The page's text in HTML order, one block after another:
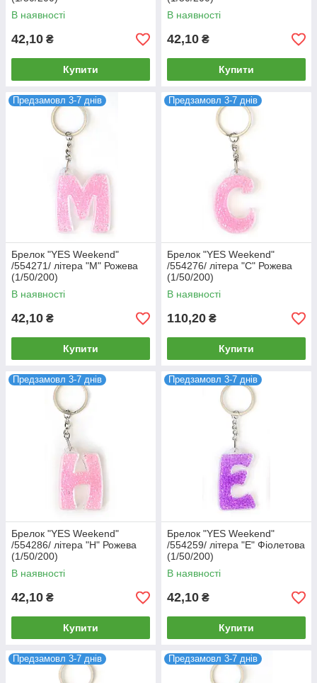
В наявності
42,10 ₴
Купити
В наявності
42,10 ₴
Купити
Предзамовл 3-7 днів
Брелок "YES Weekend"
/554271/ літера "M" Рожева
(1/50/200)
В наявності
42,10 ₴
Купити
Предзамовл 3-7 днів
Брелок "YES Weekend"
/554276/ літера "C" Рожева
(1/50/200)
В наявності
110,20 ₴
Купити
Предзамовл 3-7 днів
Брелок "YES Weekend"
/554286/ літера "H" Рожева
(1/50/200)
В наявності
42,10 ₴
Купити
Предзамовл 3-7 днів
Брелок "YES Weekend"
/554259/ літера "E" Фіолетова
(1/50/200)
В наявності
42,10 ₴
Купити
Предзамовл 3-7 днів Предзамовл 3-7 днів